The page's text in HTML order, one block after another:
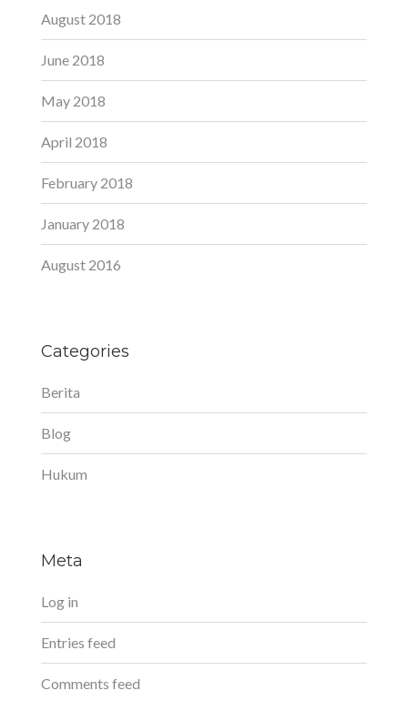
August 2018
June 2018
May 2018
April 2018
February 2018
January 2018
August 2016
Categories
Berita
Blog
Hukum
Meta
Log in
Entries feed
Comments feed